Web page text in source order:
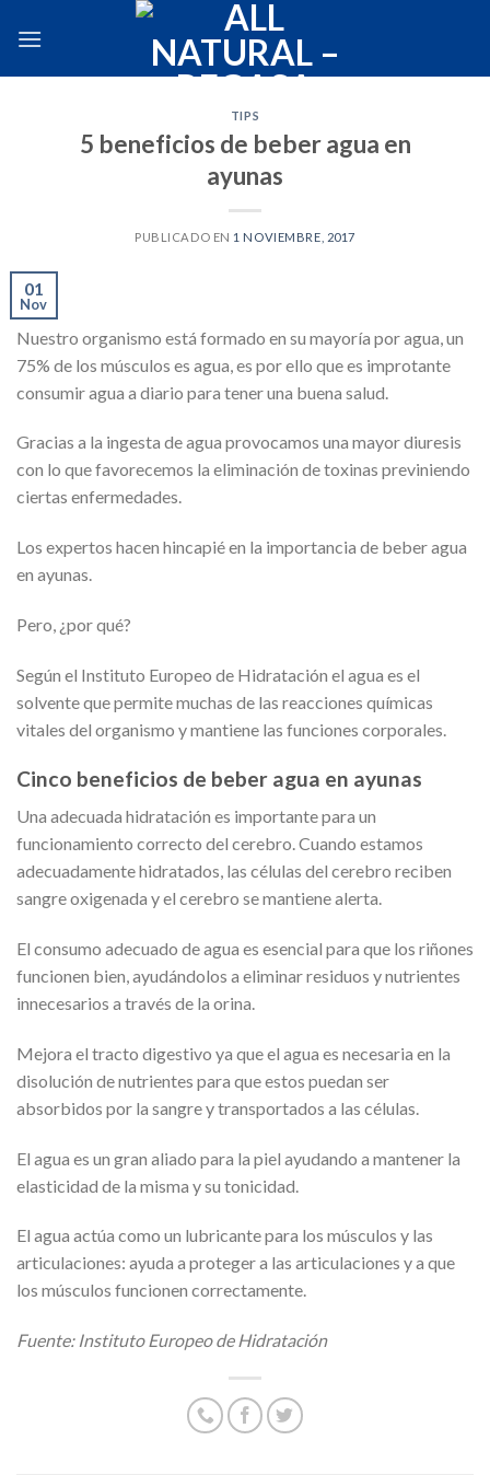
TIPS
5 beneficios de beber agua en
ayunas
PUBLICADO EN 1 NOVIEMBRE, 2017
01
Nov
Nuestro organismo está formado en su mayoría por agua, un
75% de los músculos es agua, es por ello que es improtante
consumir agua a diario para tener una buena salud.
Gracias a la ingesta de agua provocamos una mayor diuresis
con lo que favorecemos la eliminación de toxinas previniendo
ciertas enfermedades.
Los expertos hacen hincapié en la importancia de beber agua
en ayunas.
Pero, ¿por qué?
Según el Instituto Europeo de Hidratación el agua es el
solvente que permite muchas de las reacciones químicas
vitales del organismo y mantiene las funciones corporales.
Cinco beneficios de beber agua en ayunas
Una adecuada hidratación es importante para un
funcionamiento correcto del cerebro. Cuando estamos
adecuadamente hidratados, las células del cerebro reciben
sangre oxigenada y el cerebro se mantiene alerta.
El consumo adecuado de agua es esencial para que los riñones
funcionen bien, ayudándolos a eliminar residuos y nutrientes
innecesarios a través de la orina.
Mejora el tracto digestivo ya que el agua es necesaria en la
disolución de nutrientes para que estos puedan ser
absorbidos por la sangre y transportados a las células.
El agua es un gran aliado para la piel ayudando a mantener la
elasticidad de la misma y su tonicidad.
El agua actúa como un lubricante para los músculos y las
articulaciones: ayuda a proteger a las articulaciones y a que
los músculos funcionen correctamente.
Fuente: Instituto Europeo de Hidratación